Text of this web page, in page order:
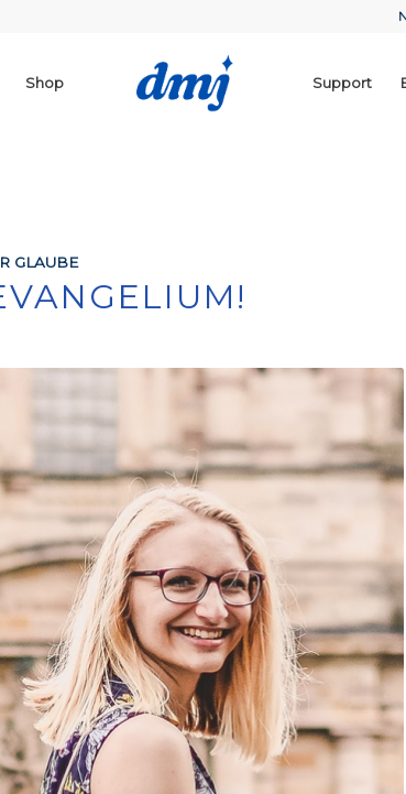
Shop Support
GLAUBE